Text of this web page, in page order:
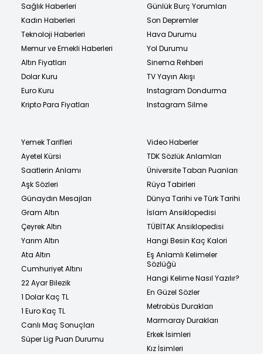
Sağlık Haberleri
Kadın Haberleri
Teknoloji Haberleri
Memur ve Emekli Haberleri
Altın Fiyatları
Dolar Kuru
Euro Kuru
Kripto Para Fiyatları
Günlük Burç Yorumları
Son Depremler
Hava Durumu
Yol Durumu
Sinema Rehberi
TV Yayın Akışı
Instagram Dondurma
Instagram Silme
Yemek Tarifleri
Ayetel Kürsi
Saatlerin Anlamı
Aşk Sözleri
Günaydın Mesajları
Gram Altın
Çeyrek Altın
Yarım Altın
Ata Altın
Cumhuriyet Altını
22 Ayar Bilezik
1 Dolar Kaç TL
1 Euro Kaç TL
Canlı Maç Sonuçları
Süper Lig Puan Durumu
Video Haberler
TDK Sözlük Anlamları
Üniversite Taban Puanları
Rüya Tabirleri
Dünya Tarihi ve Türk Tarihi
İslam Ansiklopedisi
TÜBİTAK Ansiklopedisi
Hangi Besin Kaç Kalori
Eş Anlamlı Kelimeler
Sözlüğü
Hangi Kelime Nasıl Yazılır?
En Güzel Sözler
Metrobüs Durakları
Marmaray Durakları
Erkek İsimleri
Kız İsimleri